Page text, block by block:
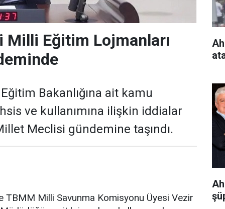
Milli Eğitim Lojmanları
Bakanlığına ait kamu
ve kullanımına ilişkin iddialar
Meclisi gündemine taşındı.
TBMM Milli Savunma Komisyonu Üyesi Vezir